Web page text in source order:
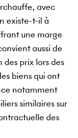
avec
existe-t-il à
une marge
aussi de
prix lors des
biens qui ont
notamment
similaires sur
des